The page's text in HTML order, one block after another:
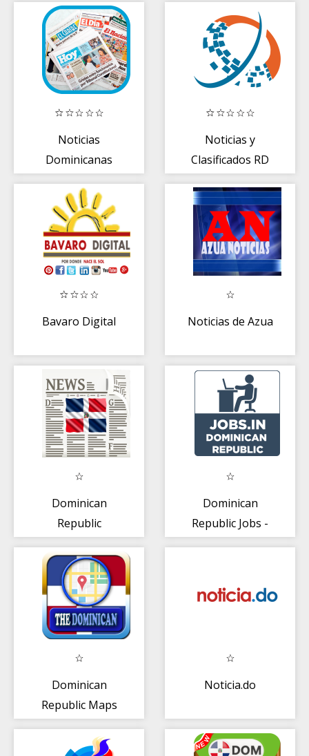
Noticias
Dominicanas
Noticias y
Clasificados RD
Bavaro Digital Noticias de Azua
Dominican
Republic
Dominican
Republic Jobs -
Dominican
Republic Maps
Noticia.do